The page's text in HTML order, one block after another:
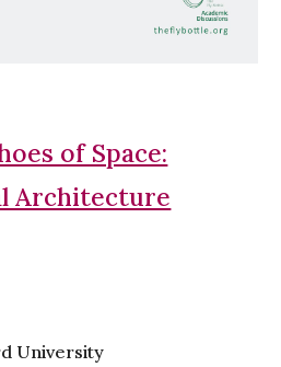
of Space:
Architecture
University